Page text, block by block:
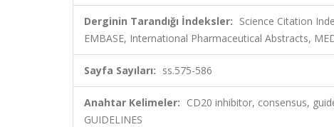
Derginin Tarandığı İndeksler: Science Citation
EMBASE, International Pharmaceutical Abstracts,
Sayfa Sayıları: ss.575-586
Anahtar Kelimeler: CD20 inhibitor, consensus,
GUIDELINES